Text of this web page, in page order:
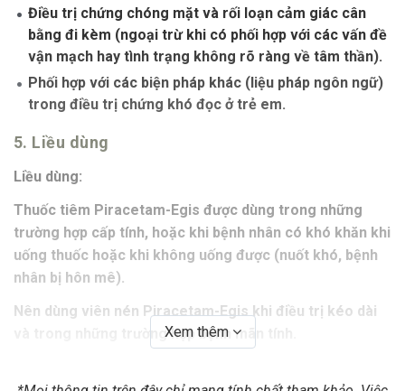
Điều trị chứng chóng mặt và rối loạn cảm giác cân
bằng đi kèm (ngoại trừ khi có phối hợp với các vấn đề
vận mạch hay tình trạng không rõ ràng về tâm thần).
Phối hợp với các biện pháp khác (liệu pháp ngôn ngữ)
trong điều trị chứng khó đọc ở trẻ em.
5. Liều dùng
Liều dùng:
Thuốc tiêm Piracetam-Egis được dùng trong những
trường hợp cấp tính, hoặc khi bệnh nhân có khó khăn khi
uống thuốc hoặc khi không uống được (nuốt khó, bệnh
nhân bị hôn mê).
Nên dùng viên nén Piracetam-Egis khi điều trị kéo dài
và trong những trường hợp bệnh mãn tính.
Xem thêm